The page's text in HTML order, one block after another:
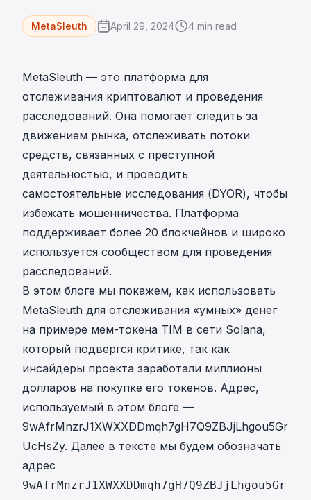
MetaSleuth April 29, 2024 4 min read
MetaSleuth — это платформа для
отслеживания криптовалют и проведения
расследований. Она помогает следить за
движением рынка, отслеживать потоки
средств, связанных с преступной
деятельностью, и проводить
самостоятельные исследования (DYOR), чтобы
избежать мошенничества. Платформа
поддерживает более 20 блокчейнов и широко
используется сообществом для проведения
расследований.
В этом блоге мы покажем, как использовать
MetaSleuth для отслеживания «умных» денег
на примере мем-токена TIM в сети Solana,
который подвергся критике, так как
инсайдеры проекта заработали миллионы
долларов на покупке его токенов. Адрес,
используемый в этом блоге —
9wAfrMnzrJ1XWXXDDmqh7gH7Q9ZBJjLhgou5Gr
UcHsZy. Далее в тексте мы будем обозначать
адрес
9wAfrMnzrJ1XWXXDDmqh7gH7Q9ZBJjLhgou5Gr